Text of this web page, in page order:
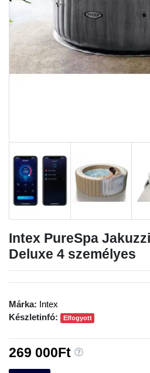
Intex PureSpa
Deluxe 4 személyes
Márka: Intex
Készletinfó:
Elfogyott
269 000Ft